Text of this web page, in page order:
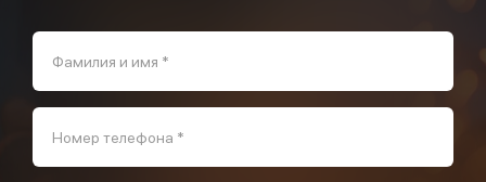
Фамилия и имя *
Номер телефона *